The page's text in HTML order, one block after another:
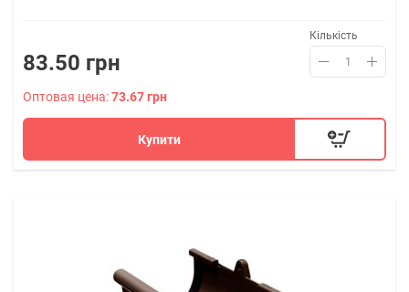
83.50 грн
Кількість
Оптовая цена:73.67 грн
Купити